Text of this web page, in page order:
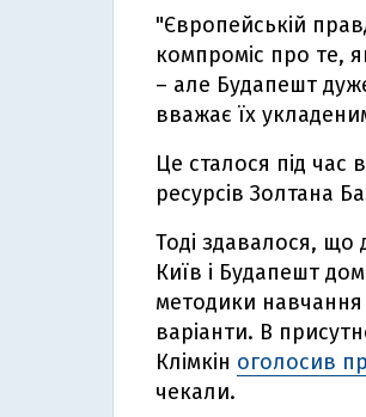
"Європейській
компроміс про те,
– але Будапешт
вважає їх
Це сталося під час
ресурсів Золтана
Тоді здавалося, що
Київ і Будапешт
методики навчання
варіанти. В
Клімкін оголосив
чекали.